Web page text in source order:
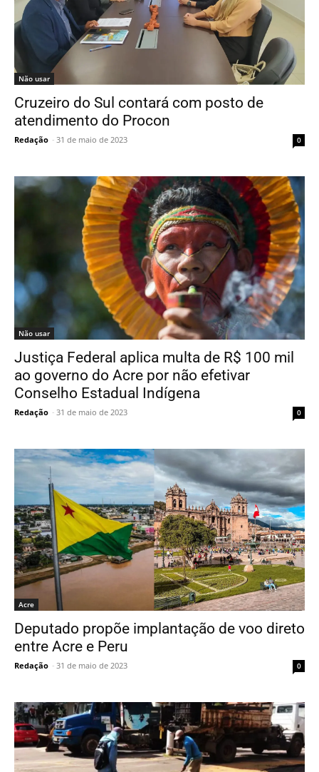
Não usar
Cruzeiro do Sul contará com posto de
atendimento do Procon
Redação - 31 de maio de 2023 0
Não usar
Justiça Federal aplica multa de R$ 100 mil
ao governo do Acre por não efetivar
Conselho Estadual Indígena
Redação - 31 de maio de 2023 0
Acre
Deputado propõe implantação de voo direto
entre Acre e Peru
Redação - 31 de maio de 2023 0